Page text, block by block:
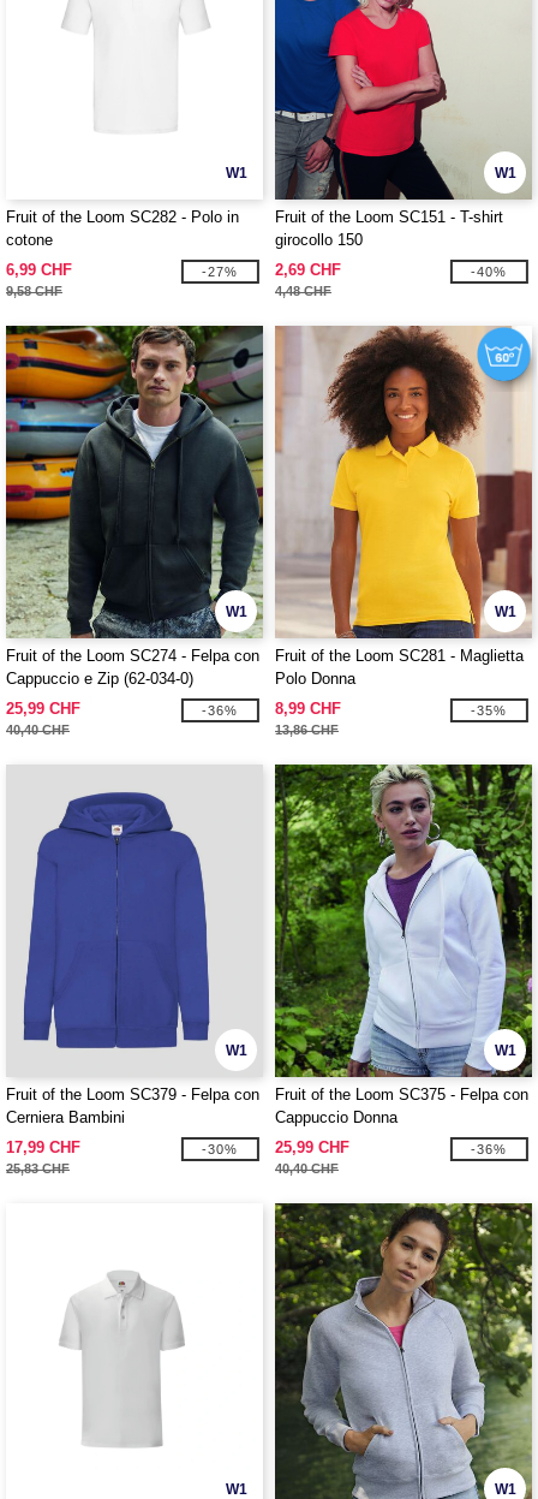
W1
Fruit of the Loom SC282 - Polo in
cotone
6,99 CHF
9,58 CHF
-27%
W1
Fruit of the Loom SC151 - T-shirt
girocollo 150
2,69 CHF
4,48 CHF
-40%
W1
Fruit of the Loom SC274 - Felpa con
Cappuccio e Zip (62-034-0)
25,99 CHF
40,40 CHF
-36%
W1
Fruit of the Loom SC281 - Maglietta
Polo Donna
8,99 CHF
13,86 CHF
-35%
W1
Fruit of the Loom SC379 - Felpa con
Cerniera Bambini
17,99 CHF
25,83 CHF
-30%
W1
Fruit of the Loom SC375 - Felpa con
Cappuccio Donna
25,99 CHF
40,40 CHF
-36%
W1 W1